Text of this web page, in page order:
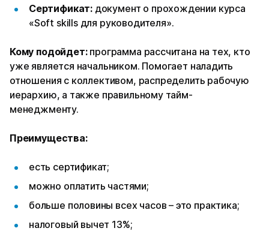
Сертификат: документ о прохождении курса
«Soft skills для руководителя».
Кому подойдет: программа рассчитана на тех, кто
уже является начальником. Помогает наладить
отношения с коллективом, распределить рабочую
иерархию, а также правильному тайм-
менеджменту.
Преимущества:
есть сертификат;
можно оплатить частями;
больше половины всех часов – это практика;
налоговый вычет 13%;